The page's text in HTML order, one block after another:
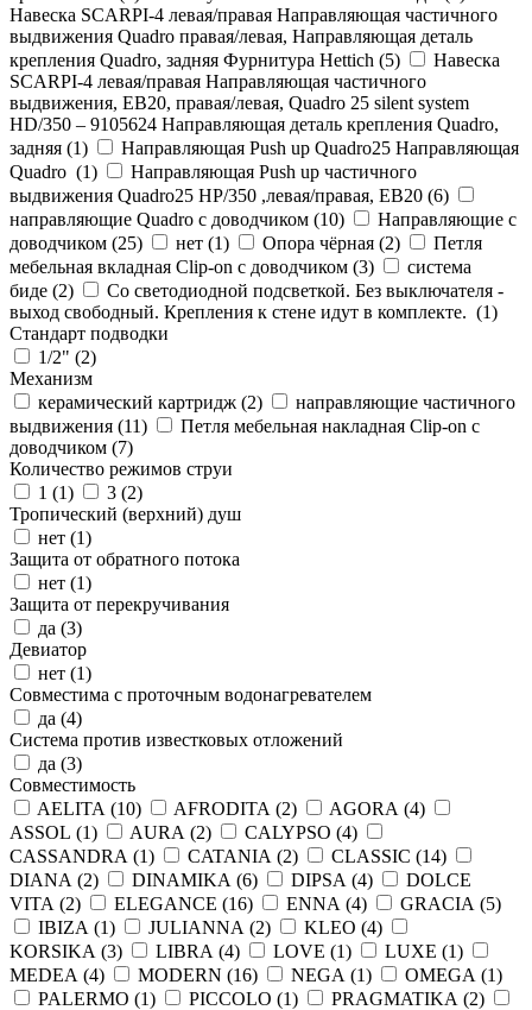
Навеска SCARPI-4 левая/правая Направляющая частичного
выдвижения Quadro правая/левая, Направляющая деталь
крепления Quadro, задняя Фурнитура Hettich (5)
Навеска
SCARPI-4 левая/правая Направляющая частичного
выдвижения, ЕВ20, правая/левая, Quadro 25 silent system
HD/350 – 9105624 Направляющая деталь крепления Quadro,
задняя (1)
Направляющая Push up Quadro25 Направляющая
Quadro (1)
Направляющая Push up частичного
выдвижения Quadro25 НР/350 ,левая/правая, ЕВ20 (6)
направляющие Quadro с доводчиком (10)
Направляющие с
доводчиком (25) нет (1) Опора чёрная (2)
Петля
мебельная вкладная Clip-on с доводчиком (3)
система
биде (2)
Со светодиодной подсветкой. Без выключателя -
выход свободный. Крепления к стене идут в комплекте. (1)
Стандарт подводки
1/2" (2)
Механизм
керамический картридж (2)
направляющие частичного
выдвижения (11)
Петля мебельная накладная Clip-on с
доводчиком (7)
Количество режимов струи
1 (1) 3 (2)
Тропический (верхний) душ
нет (1)
Защита от обратного потока
нет (1)
Защита от перекручивания
да (3)
Девиатор
нет (1)
Совместима с проточным водонагревателем
да (4)
Система против известковых отложений
да (3)
Совместимость
AELITA (10) AFRODITA (2) AGORA (4)
ASSOL (1) AURA (2) CALYPSO (4)
CASSANDRA (1) CATANIA (2) CLASSIC (14)
DIANA (2) DINAMIKA (6) DIPSA (4)
DOLCE
VITA (2) ELEGANCE (16) ENNA (4) GRACIA (5)
IBIZA (1) JULIANNA (2) KLEO (4)
KORSIKA (3) LIBRA (4) LOVE (1) LUXE (1)
MEDEA (4) MODERN (16) NEGA (1) OMEGA (1)
PALERMO (1) PICCOLO (1) PRAGMATIKA (2)